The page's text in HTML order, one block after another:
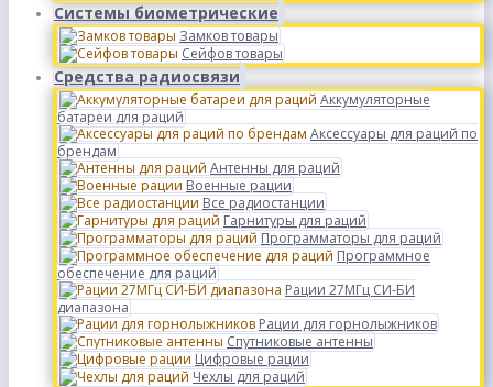
Системы биометрические
Замков товары
Сейфов товары
Средства радиосвязи
Аккумуляторные
батареи для раций
Аксессуары для раций по
брендам
Антенны для раций
Военные рации
Все радиостанции
Гарнитуры для раций
Программаторы для раций
Программное
обеспечение для раций
Рации 27МГц СИ-БИ
диапазона
Рации для горнолыжников
Спутниковые антенны
Цифровые рации
Чехлы для раций